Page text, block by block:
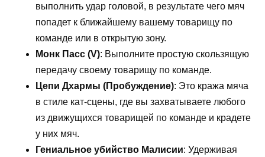
выполнить удар головой, в результате чего мяч
попадет к ближайшему вашему товарищу по
команде или в открытую зону.
Монк Пасс (V): Выполните простую скользящую
передачу своему товарищу по команде.
Цепи Дхармы (Пробуждение): Это кража мяча
в стиле кат-сцены, где вы захватываете любого
из движущихся товарищей по команде и крадете
у них мяч.
Гениальное убийство Малисии: Удерживая